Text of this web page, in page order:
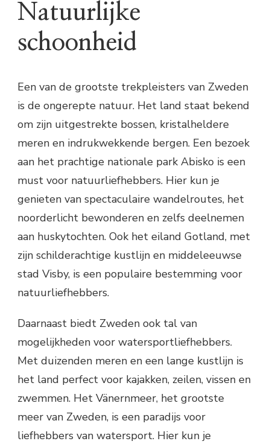
Natuurlijke
schoonheid
Een van de grootste trekpleisters van Zweden
is de ongerepte natuur. Het land staat bekend
om zijn uitgestrekte bossen, kristalheldere
meren en indrukwekkende bergen. Een bezoek
aan het prachtige nationale park Abisko is een
must voor natuurliefhebbers. Hier kun je
genieten van spectaculaire wandelroutes, het
noorderlicht bewonderen en zelfs deelnemen
aan huskytochten. Ook het eiland Gotland, met
zijn schilderachtige kustlijn en middeleeuwse
stad Visby, is een populaire bestemming voor
natuurliefhebbers.
Daarnaast biedt Zweden ook tal van
mogelijkheden voor watersportliefhebbers.
Met duizenden meren en een lange kustlijn is
het land perfect voor kajakken, zeilen, vissen en
zwemmen. Het Vänernmeer, het grootste
meer van Zweden, is een paradijs voor
liefhebbers van watersport. Hier kun je